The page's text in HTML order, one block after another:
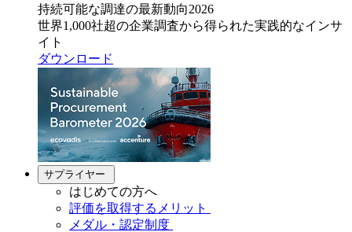
持続可能な調達の最新動向2026
世界1,000社超の企業調査から得られた実践的なインサ
イト
ダウンロード
サプライヤー
はじめての方へ
評価を取得するメリット
メダル・認定制度